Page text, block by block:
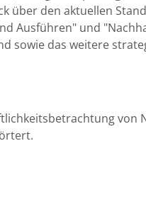
über den aktuellen
Ausführen" und
sowie das weitere
von